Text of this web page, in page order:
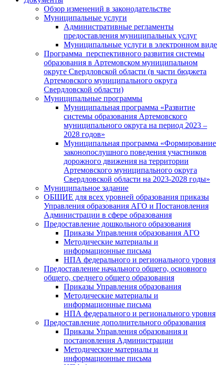
Обзор изменений в законодательстве
Муниципальные услуги
Административные регламенты
предоставления муниципальных услуг
Муниципальные услуги в электронном виде
Программа перспективного развития системы
образования в Артемовском муниципальном
округе Свердловской области (в части бюджета
Артемовского муниципального округа
Свердловской области)
Муниципальные программы
Муниципальная программа «Развитие
системы образования Артемовского
муниципального округа на период 2023 –
2028 годов»
Муниципальная программа «Формирование
законопослушного поведения участников
дорожного движения на территории
Артемовского муниципального округа
Свердловской области на 2023-2028 годы»
Муниципальное задание
ОБЩИЕ для всех уровней образования приказы
Управления образования АГО и Постановления
Администрации в сфере образования
Предоставление дошкольного образования
Приказы Управления образования АГО
Методические материалы и
информационные письма
НПА федерального и регионального уровня
Предоставление начального общего, основного
общего, среднего общего образования
Приказы Управления образования
Методические материалы и
информационные письма
НПА федерального и регионального уровня
Предоставление дополнительного образования
Приказы Управления образования и
постановления Администрации
Методические материалы и
информационные письма